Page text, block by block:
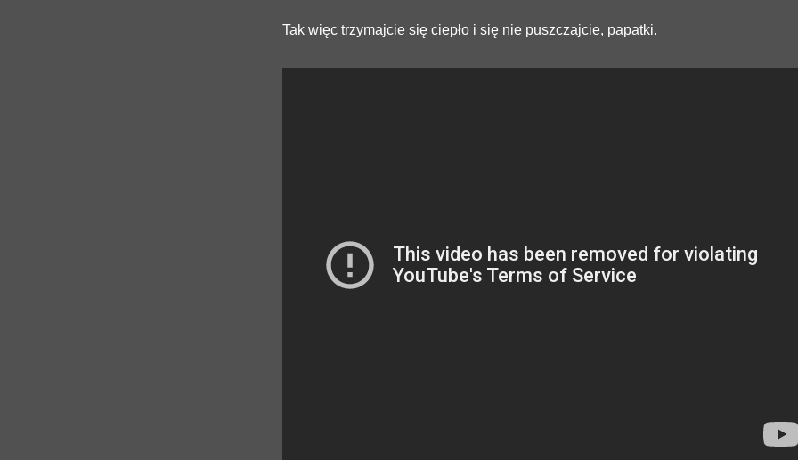
Tak więc trzymajcie się ciepło i się nie puszczajcie, papatki.